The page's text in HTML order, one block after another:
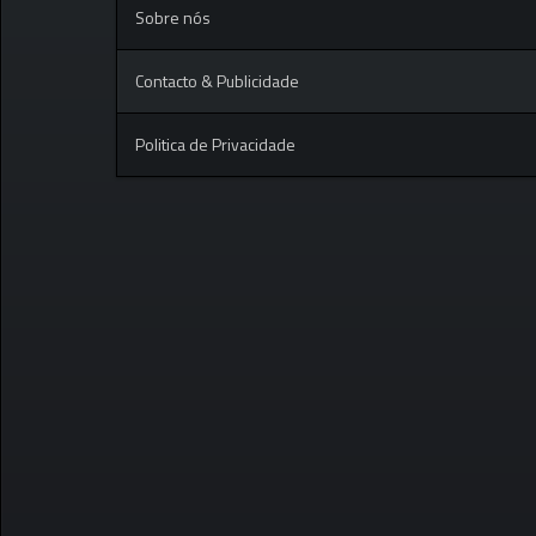
Sobre nós
Contacto & Publicidade
Politica de Privacidade